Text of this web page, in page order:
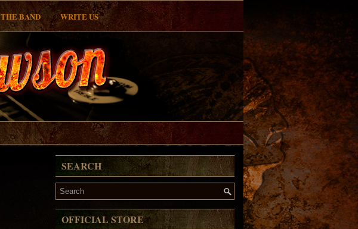
THE BAND WRITE US
SEARCH
OFFICIAL STORE